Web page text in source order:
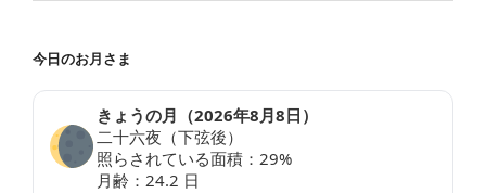
今日のお月さま
きょうの月（2026年8月8日 ）
二十六夜（下弦後）
照らされている面積： 29%
月齢： 24.2 日